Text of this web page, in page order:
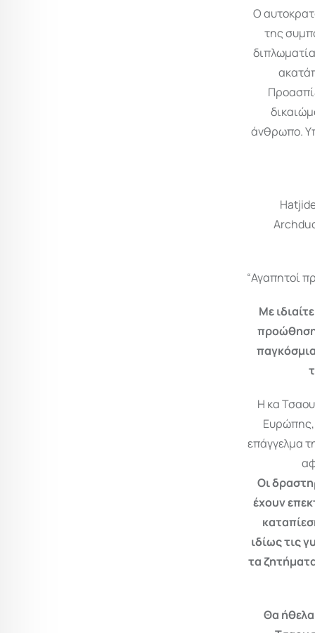
Ο
της
άνθρωπο.
“Αγαπητοί
Με
προώθηση
Η κα
Ευρώπης,
επάγγελμα
Οι
έχουν
ιδίως τις
τα
Θα